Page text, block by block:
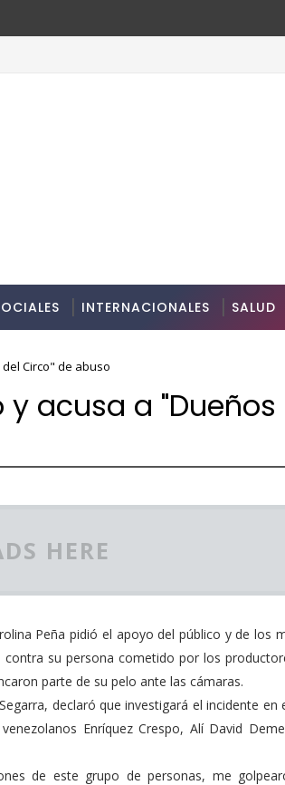
INTERNACIONALES SALUD
Circo" de abuso
acusa a "Dueños
HERE
Peña pidió el apoyo del público y de los
su persona cometido por los
parte de su pelo ante las cámaras.
declaró que investigará el incidente en
Enríquez Crespo, Alí David
de este grupo de personas, me